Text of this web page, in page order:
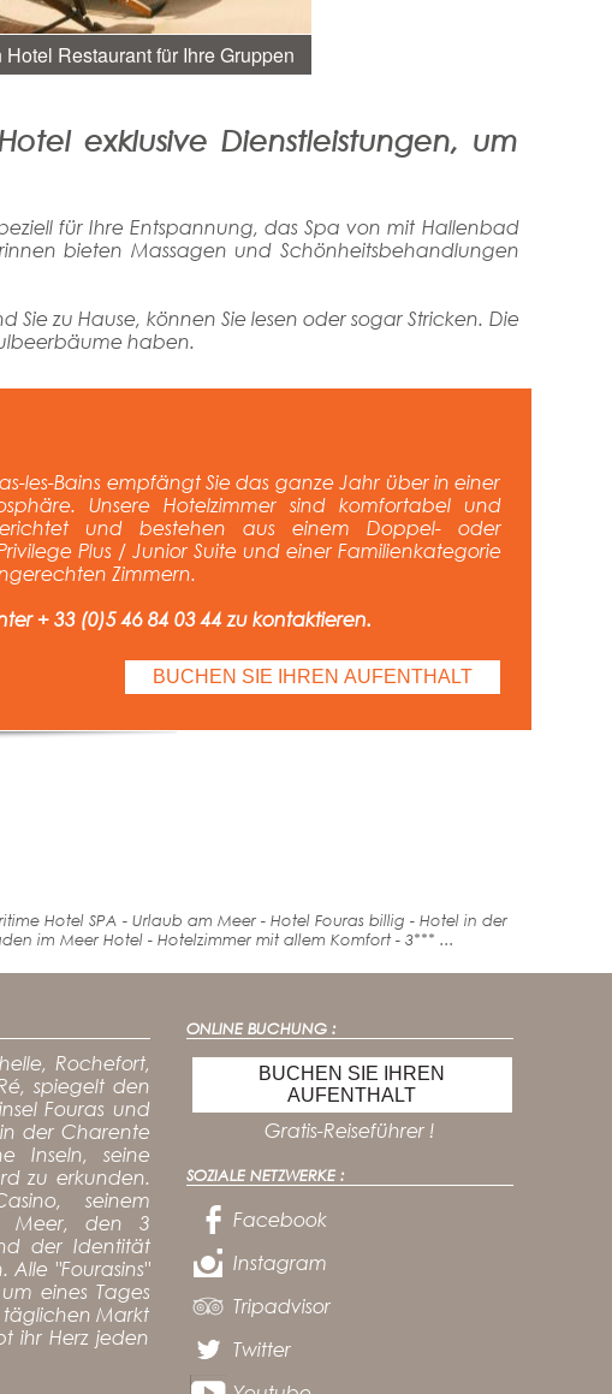
Restaurant für Ihre Gruppen
exklusive Dienstleistungen, um
für Ihre Entspannung, das Spa von mit Hallenbad
bieten Massagen und Schönheitsbehandlungen
zu Hause, können Sie lesen oder sogar Stricken. Die
haben.
les-Bains empfängt Sie das ganze Jahr über in einer
Unsere Hotelzimmer sind komfortabel und
und bestehen aus einem Doppel- oder
Plus / Junior Suite und einer Familienkategorie
Zimmern.
+ 33 (0)5 46 84 03 44 zu kontaktieren.
BUCHEN SIE IHREN AUFENTHALT
Hotel SPA - Urlaub am Meer - Hotel Fouras billig - Hotel in der
im Meer Hotel - Hotelzimmer mit allem Komfort - 3*** ...
Rochefort,
spiegelt den
Fouras und
der Charente
Inseln, seine
zu erkunden.
seinem
Meer, den 3
der Identität
"Fourasins"
eines Tages
täglichen Markt
ihr Herz jeden
ONLINE BUCHUNG :
BUCHEN SIE IHREN
AUFENTHALT
Gratis-Reiseführer !
SOZIALE NETZWERKE :
Facebook
Instagram
Tripadvisor
Twitter